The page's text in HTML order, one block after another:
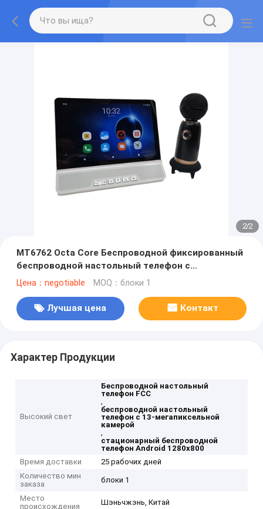
2/2
MT6762 Octa Core Беспроводной фиксированный
беспроводной настольный телефон с
поддержкой HD-камеры Touch
Цена：negotiable MOQ：блоки 1
Лучшая цена Контакт
Характер Продукции
Высокий свет
Беспроводной настольный
телефон FCC
,
беспроводной настольный
телефон с 13-мегапиксельной
камерой
,
стационарный беспроводной
телефон Android 1280x800
Время доставки
25 рабочих дней
Количество мин
заказа
блоки 1
Место
происхождения
Шэньчжэнь, Китай